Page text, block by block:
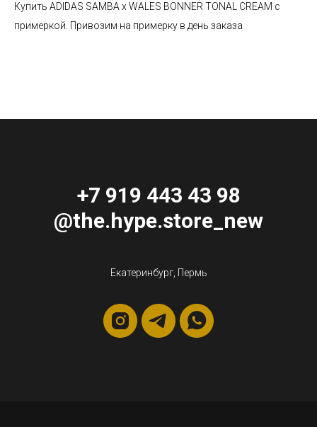
Купить ADIDAS SAMBA x WALES BONNER TONAL CREAM с
примеркой. Привозим на примерку в день заказа
+7 919 443 43 98
@the.hype.store_new
Екатеринбург, Пермь